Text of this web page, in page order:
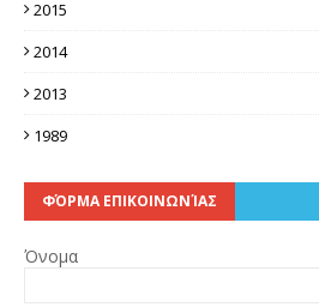
2015
2014
2013
1989
ΦΌΡΜΑ ΕΠΙΚΟΙΝΩΝΊΑΣ
Όνομα